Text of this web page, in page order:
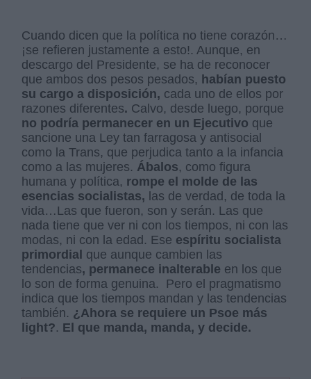
Cuando dicen que la política no tiene corazón…
¡se refieren justamente a esto!. Aunque, en
descargo del Presidente, se ha de reconocer
que ambos dos pesos pesados, habían puesto
su cargo a disposición, cada uno de ellos por
razones diferentes. Calvo, desde luego, porque
no podría permanecer en un Ejecutivo que
sancione una Ley tan farragosa y antisocial
como la Trans, que perjudica tanto a la infancia
como a las mujeres. Ábalos, como figura
humana y política, rompe el molde de las
esencias socialistas, las de verdad, de toda la
vida…Las que fueron, son y serán. Las que
nada tiene que ver ni con los tiempos, ni con las
modas, ni con la edad. Ese espíritu socialista
primordial que aunque cambien las
tendencias, permanece inalterable en los que
lo son de forma genuina. Pero el pragmatismo
indica que los tiempos mandan y las tendencias
también. ¿Ahora se requiere un Psoe más
light?. El que manda, manda, y decide.